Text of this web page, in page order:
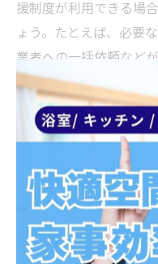
援制度が利用できる場
ょう。たとえば、必要
業者への一括依頼など
れらを実践することで
ます。
耐用年数やリフォー
システムバスの耐用年
めるには、設備の劣化
しょう。理由は、経年
能の低下など、後々の